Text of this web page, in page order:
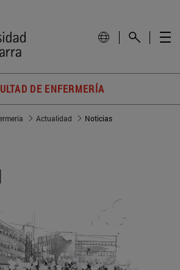
DE ENFERMERÍA
Actualidad Noticias